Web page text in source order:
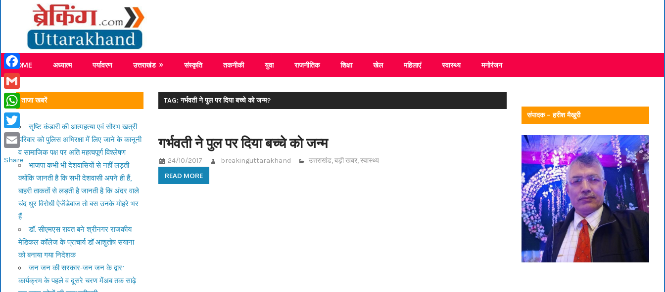
content
Breaking News Uttarakhand
HOME अध्यात्म पर्यावरण उत्तराखंड संस्कृति तकनीकी युवा राजनीतिक शिक्षा खेल महिलाएं स्वास्थ्य मनोरंजन
TAG: गर्भवती ने पुल पर दिया बच्चे को जन्म?
गर्भवती ने पुल पर दिया बच्चे को जन्म
24/10/2017 breakinguttarakhand उत्तराखंड,बड़ी खबर,स्वास्थ्य
READ MORE
ताजा खबरें
सृष्टि कंडारी की आत्महत्या एवं सौरभ खत्री
परिवार को पुलिस अभिरक्षा में लिए जाने के कानूनी
व सामाजिक पक्ष पर अति महत्वपूर्ण विश्लेषण
भाजपा कभी भी देशवासियों से नहीं लड़ती
क्योंकि जानती है कि सभी देशवासी अपने ही हैं,
बाहरी ताकतों से लड़ती है जानती है कि अंदर वाले
चंद धुर विरोधी ऐजेंडेबाज तो बस उनके मोहरे भर
हैं
डॉ. सीएमएस रावत बने श्रीनगर राजकीय
मेडिकल कॉलेज के प्राचार्य डॉ आशुतोष सयाना
को बनाया गया निदेशक
जन जन की सरकार-जन जन के द्वार’
कार्यक्रम के पहले व दूसरे चरण मेंअब तक साढ़े
संपादक – हरीश मैखुरी
Facebook
Gmail
WhatsApp
Twitter
Email
Share